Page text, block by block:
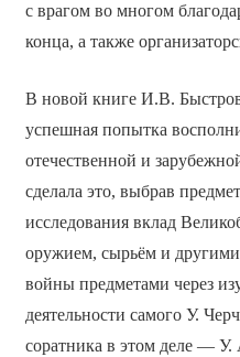
с врагом во многом
конца, а также
В новой книге И.В.
успешная попытка
отечественной и
сделала это, выбрав
исследования вклад
оружием, сырьём и
войны предметами через
деятельности самого У.
соратника в этом деле — У.